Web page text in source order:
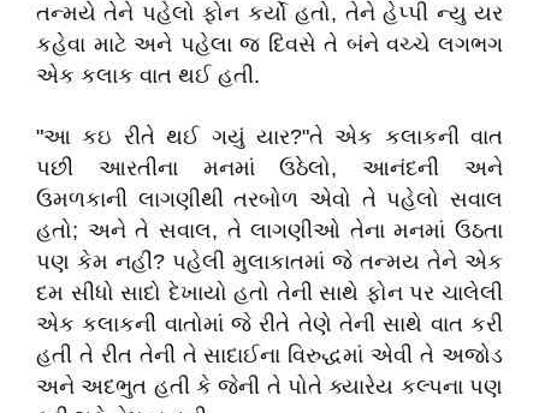
તન્મયે તેને પહેલો ફોન કર્યો હતો, તેને હેપ્પી ન્યુ યર
કહેવા માટે અને પહેલા જ દિવસે તે બંને વચ્ચે લગભગ
એક કલાક વાત થઈ હતી.
"આ કઇ રીતે થઈ ગયું યાર?"તે એક કલાકની વાત
પછી આરતીના મનમાં ઉઠેલો, આનંદની અને
ઉમળકાની લાગણીથી તરબોળ એવો તે પહેલો સવાલ
હતો; અને તે સવાલ, તે લાગણીઓ તેના મનમાં ઉઠતા
પણ કેમ નહીં? પહેલી મુલાકાતમાં જે તન્મય તેને એક
દમ સીધો સાદો દેખાયો હતો તેની સાથે ફોન પર ચાલેલી
એક કલાકની વાતોમાં જે રીતે તેણે તેની સાથે વાત કરી
હતી તે રીત તેની તે સાદાઈના વિરુદ્ધમાં એવી તે અજોડ
અને અદભુત હતી કે જેની તે પોતે ક્યારેય કલ્પના પણ